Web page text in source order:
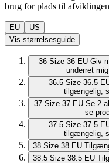
brug for plads til
EU
US
Vis størrelsesguide
36 Size 36 EU Giv
underret
36.5 Size 36.5
tilgængelig,
37 Size 37 EU Se 2
se
37.5 Size 37.5
tilgængelig,
38 Size 38 EU
38.5 Size 38.5 EU